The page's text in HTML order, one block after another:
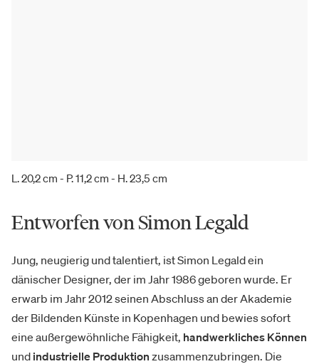
L. 20,2 cm - P. 11,2 cm - H. 23,5 cm
Entworfen von Simon Legald
Jung, neugierig und talentiert, ist Simon Legald ein
dänischer Designer, der im Jahr 1986 geboren wurde. Er
erwarb im Jahr 2012 seinen Abschluss an der Akademie
der Bildenden Künste in Kopenhagen und bewies sofort
eine außergewöhnliche Fähigkeit, handwerkliches Können
und industrielle Produktion zusammenzubringen. Die